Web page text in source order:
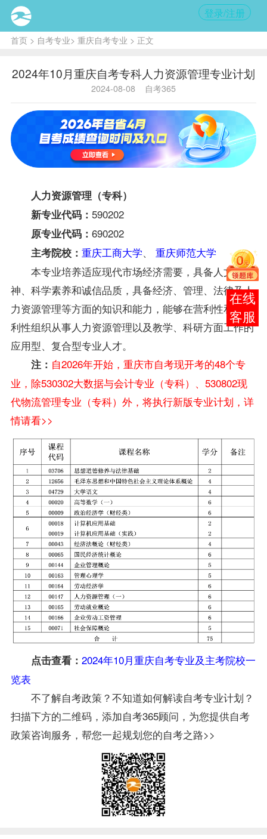
登录/注册
首页> 自考专业> 重庆自考专业 > 正文
2024年10月重庆自考专科人力资源管理专业计划
2024-08-08 自考365
人力资源管理（专科）
新专业代码： 590202
原专业代码： 690202
主考院校： 重庆工商大学、 重庆师范大学
本专业培养适应现代市场经济需要，具备人文精
神、科学素养和诚信品质，具备经济、管理、法律及人
力资源管理等方面的知识和能力，能够在营利性和非营
利性组织从事人力资源管理以及教学、科研方面工作的
应用型、复合型专业人才。
注： 自2026年开始，重庆市自考现开考的48个专
业，除530302大数据与会计专业（专科）、530802现
代物流管理专业（专科）外，将执行新版专业计划，详
情请看>>
点击查看： 2024年10月重庆自考专业及主考院校一
览表
不了解自考政策？不知道如何解读自考专业计划？
扫描下方的二维码，添加自考365顾问，为您提供自考
政策咨询服务，帮您一起规划您的自考之路>>
在线
客服